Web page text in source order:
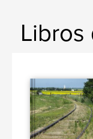
Libros